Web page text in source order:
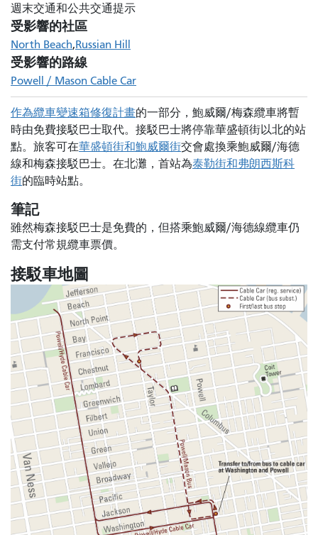
週末交通和公共交通提示
受影響的社區
North Beach Russian Hill
受影響的路線
Powell / Mason Cable Car
作為纜車變速箱修復計畫的一部分 ，鮑威爾/梅森纜車將暫
時由免費接駁巴士取代。接駁巴士將停靠華盛頓街以北的站
點。旅客可在華盛頓街和鮑威爾街交會處換乘鮑威爾/海德
線和梅森接駁巴士。在北灘，首站為泰勒街和弗朗西斯科
街的臨時站點。
筆記
雖然梅森接駁巴士是免費的，但搭乘鮑威爾/海德線纜車仍
需支付常規纜車票價。
接駁車地圖